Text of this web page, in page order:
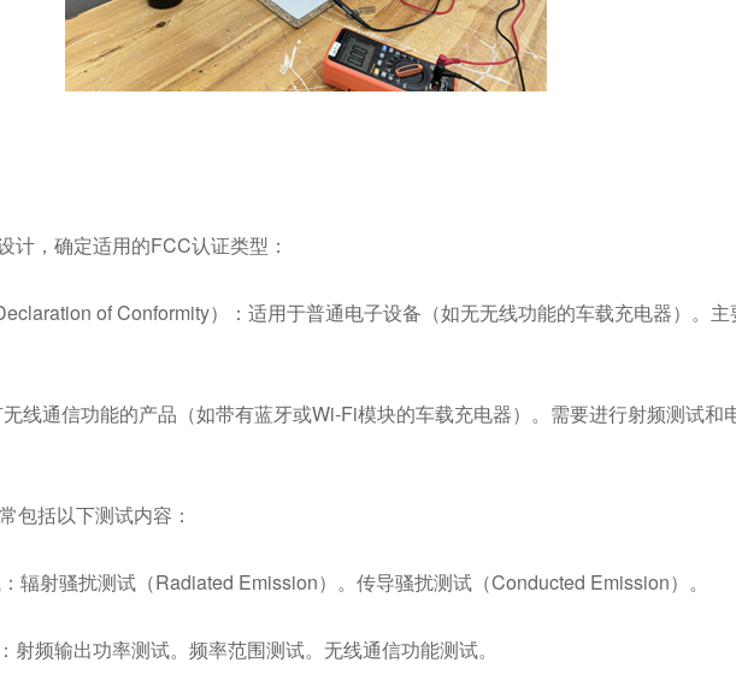
计，确定适用的FCC认证类型：
of Conformity）：适用于普通电子设备（如无无线功能的车载充电器）。
线通信功能的产品（如带有蓝牙或Wi-Fi模块的车载充电器）。需要进行射频测试和
包括以下测试内容：
辐射骚扰测试（Radiated Emission）。传导骚扰测试（Conducted Emission）。
射频输出功率测试。频率范围测试。无线通信功能测试。